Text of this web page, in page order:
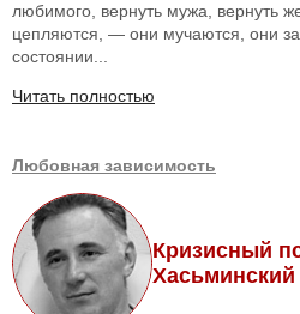
любимого, вернуть мужа, вернуть
цепляются, — они мучаются, они
состоянии...
Читать полностью
Любовная зависимость
Кризисный
Хасьминский